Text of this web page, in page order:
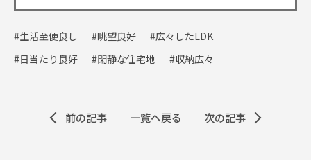
#生活至便良し #眺望良好
#広々したLDK
#日当たり良好
#閑静な住宅地 #収納広々
前の記事 一覧へ戻る 次の記事